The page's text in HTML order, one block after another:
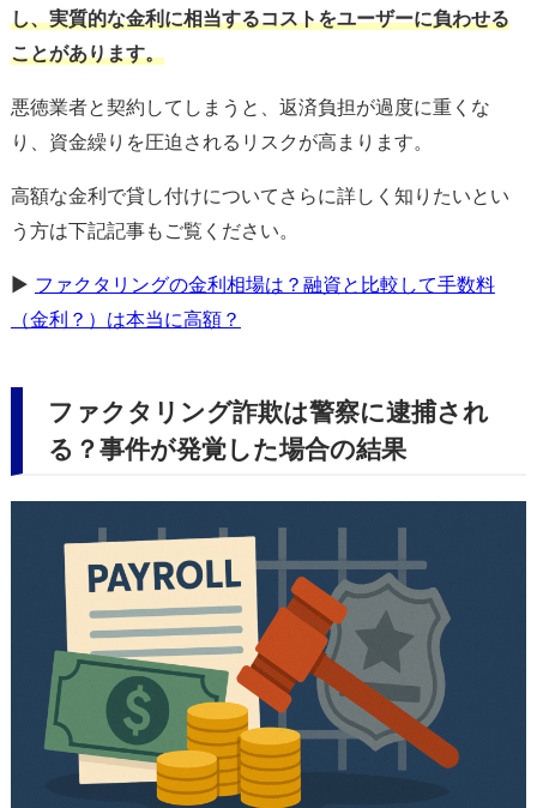
し、実質的な金利に相当するコストをユーザーに負わせる
ことがあります。
悪徳業者と契約してしまうと、返済負担が過度に重くな
り、資金繰りを圧迫されるリスクが高まります。
高額な金利で貸し付けについてさらに詳しく知りたいとい
う方は下記記事もご覧ください。
▶ ファクタリングの金利相場は？融資と比較して手数料
（金利？）は本当に高額？
ファクタリング詐欺は警察に逮捕され
る？事件が発覚した場合の結果